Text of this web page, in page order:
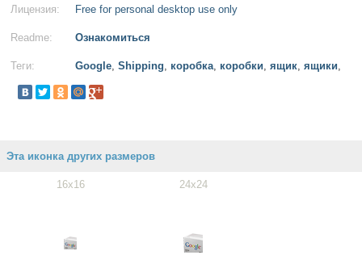
Лицензия: Free for personal desktop use only
Readme: Ознакомиться
Теги: Google, Shipping, коробка, коробки, ящик, ящики,
Эта иконка других размеров
16x16 24x24